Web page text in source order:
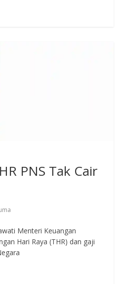
PNS Tak Cair
Menteri Keuangan
Hari Raya (THR) dan gaji